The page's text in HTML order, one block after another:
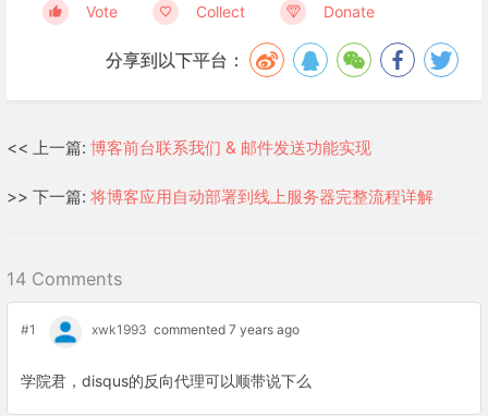
Vote Collect Donate
分享到以下平台：
<< 上一篇: 博客前台联系我们 & 邮件发送功能实现
>> 下一篇: 将博客应用自动部署到线上服务器完整流程详解
14 Comments
#1 xwk1993 commented 7 years ago
学院君，disqus的反向代理可以顺带说下么